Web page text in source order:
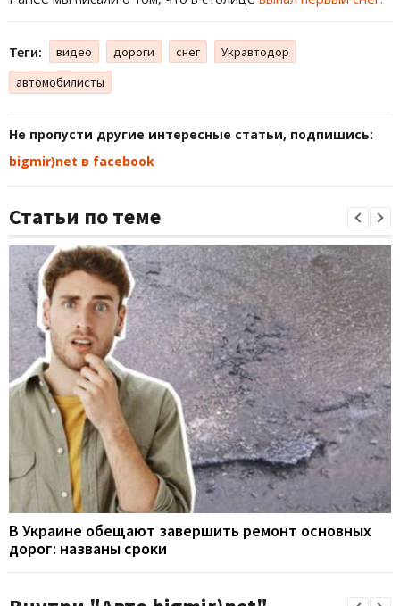
Теги: видео дороги снег
Укравтодор
автомобилисты
Не пропусти другие интересные статьи, подпишись:
bigmir)net в facebook
Статьи по теме
В Украине обещают завершить ремонт основных
дорог: названы сроки